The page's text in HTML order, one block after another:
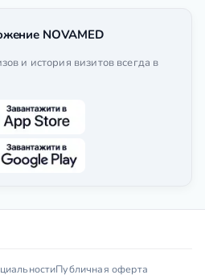
NOVAMED
и история визитов всегда в
Публичная оферта